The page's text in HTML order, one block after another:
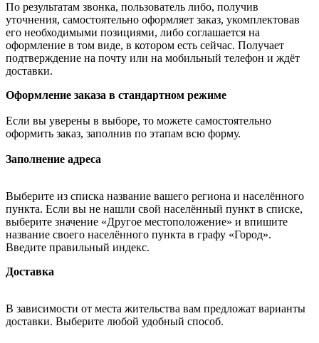
По результатам звонка, пользователь либо, получив
уточнения, самостоятельно оформляет заказ, укомплектовав
его необходимыми позициями, либо соглашается на
оформление в том виде, в котором есть сейчас. Получает
подтверждение на почту или на мобильный телефон и ждёт
доставки.
Оформление заказа в стандартном режиме
Если вы уверены в выборе, то можете самостоятельно
оформить заказ, заполнив по этапам всю форму.
Заполнение адреса
Выберите из списка название вашего региона и населённого
пункта. Если вы не нашли свой населённый пункт в списке,
выберите значение «Другое местоположение» и впишите
название своего населённого пункта в графу «Город».
Введите правильный индекс.
Доставка
В зависимости от места жительства вам предложат варианты
доставки. Выберите любой удобный способ.